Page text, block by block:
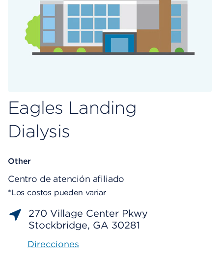
Eagles Landing
Dialysis
Other
Centro de atención afiliado
*Los costos pueden variar
270 Village Center Pkwy
Stockbridge, GA 30281
Direcciones